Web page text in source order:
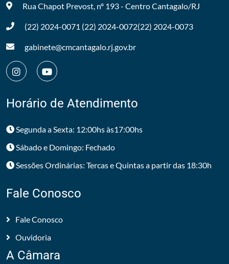
Rua Chapot Prevost, nº 193 - CentroCantagalo/RJ
(22) 2024-0071 (22) 2024-0072(22) 2024-0073
gabinete@cmcantagalo.rj.gov.br
Horário de Atendimento
Segunda a Sexta: 12:00hs às17:00hs
Sábado e Domingo: Fechado
Sessões Ordinárias: Tercas e Quintas a partir das 18:30h
Fale Conosco
Fale Conosco
Ouvidoria
A Câmara